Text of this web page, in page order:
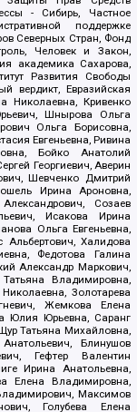
- Сибирь, Частное
поддержке
Северных Стран, Фонд
Человек и Закон,
академика Сахарова,
Развития Свободы
вердикт, Евразийская
Николаевна, Кривенко
Шнырова Ольга
Ольга Борисовна,
Евгеньевна, Ривина
Бойко Анатолий
Георгиевич, Аверин
Шевченко Дмитрий
Ирина Ароновна,
Созаев
Исакова Ирина
Ольга Евгеньевна,
Альбертович, Халидова
Федотова Галина
Александр Маркович,
Владимировна,
Золотарева
Жемкова Елена
Юлия Юрьевна, Саранг
Татьяна Михайловна,
Блинушов
Гефтер Валентин
Ирина Анатольевна,
Елена Владимировна,
Максимов
Голубева Елена